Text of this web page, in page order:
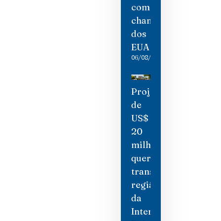
como
chantagem
dos
EUA
06/08/2026
Projeto
de
US$
20
milhões
quer
transformar
região
da
International